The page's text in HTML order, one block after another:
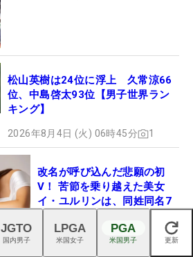
松山英樹は24位に浮上 久常涼66
位、中島啓太93位【男子世界ラン
キング】
2026年8月4日 (火) 06時45分 1
改名が呼び込んだ悲願の初
V！ 苦節を乗り越えた美女
イ・ユルリンは、同姓同名7
た“新星ヒロイン”
2026年8月6日 (木) 11時30分
閉じる
JGTO
国内男子
LPGA
米国女子
PGA
米国男子 更新